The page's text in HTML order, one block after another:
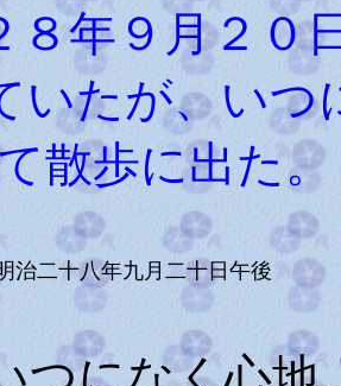
年９月２０
いたが、いつ
散歩に出た
治二十八年九月二十日午後